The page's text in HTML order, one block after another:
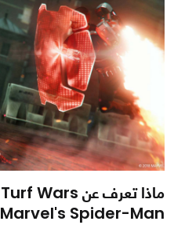
Marvel's Spider-Man